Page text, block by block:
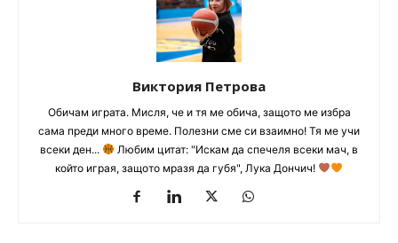
Виктория Петрова
Обичам играта. Мисля, че и тя ме обича, защото ме избра
сама преди много време. Полезни сме си взаимно! Тя ме учи
всеки ден...
Любим цитат: "Искам да спечеля всеки мач, в
който играя, защото мразя да губя", Лука Дончич!